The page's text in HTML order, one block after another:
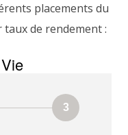
placements du
de rendement :